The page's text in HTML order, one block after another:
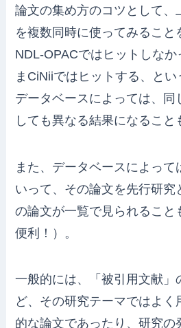
論文の集め方のコツとして、
を複数同時に使ってみること
NDL-OPACではヒットしな
まCiNiiではヒットする、とい
データベースによっては、同
しても異なる結果になること
また、データベースによって
いって、その論文を先行研究
の論文が一覧で見られること
便利！）。
一般的には、「被引用文献」
ど、その研究テーマではよく
的な論文であったり、研究の